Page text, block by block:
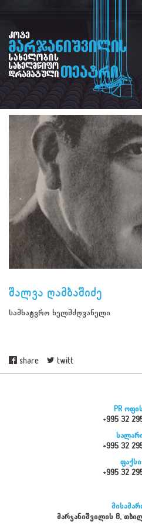
შალვა ღამბაშიძე
სამხატვრო ხელმძღვანელი
share twitt
PR
+995 32
+995 32
+995 32
მარჯანიშვილის 8,